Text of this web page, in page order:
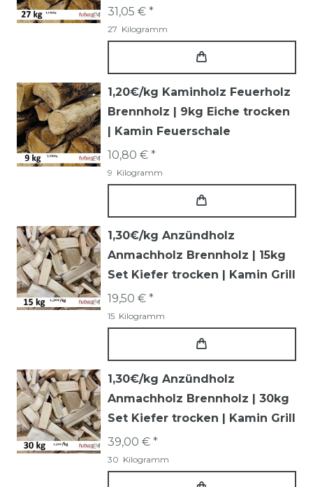
31,05 € *
27 Kilogramm
1,20€/kg Kaminholz Feuerholz
Brennholz | 9kg Eiche trocken
| Kamin Feuerschale
10,80 € *
9 Kilogramm
1,30€/kg Anzündholz
Anmachholz Brennholz | 15kg
Set Kiefer trocken | Kamin Grill
19,50 € *
15 Kilogramm
1,30€/kg Anzündholz
Anmachholz Brennholz | 30kg
Set Kiefer trocken | Kamin Grill
39,00 € *
30 Kilogramm